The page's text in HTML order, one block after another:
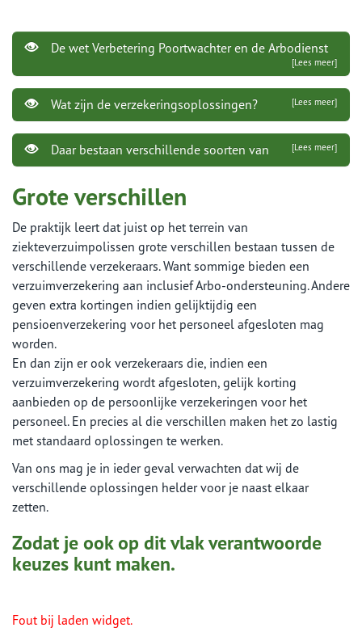
De wet Verbetering Poortwachter en de Arbodienst
[Lees meer]
Wat zijn de verzekeringsoplossingen? [Lees meer]
Daar bestaan verschillende soorten van [Lees meer]
Grote verschillen
De praktijk leert dat juist op het terrein van
ziekteverzuimpolissen grote verschillen bestaan tussen de
verschillende verzekeraars. Want sommige bieden een
verzuimverzekering aan inclusief Arbo-ondersteuning. Andere
geven extra kortingen indien gelijktijdig een
pensioenverzekering voor het personeel afgesloten mag
worden.
En dan zijn er ook verzekeraars die, indien een
verzuimverzekering wordt afgesloten, gelijk korting
aanbieden op de persoonlijke verzekeringen voor het
personeel. En precies al die verschillen maken het zo lastig
met standaard oplossingen te werken.
Van ons mag je in ieder geval verwachten dat wij de
verschillende oplossingen helder voor je naast elkaar
zetten.
Zodat je ook op dit vlak verantwoorde
keuzes kunt maken.
Fout bij laden widget.